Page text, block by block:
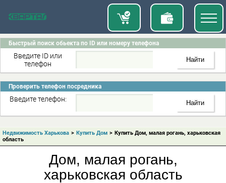
Быстрый поиск обьекта по ID или номеру телефона
Введите ID или
телефон
Проверить телефон посредника
Введите телефон:
Недвижимость Харькова > Купить Дом > Купить Дом, малая рогань, харьковская
область
Дом, малая рогань,
харьковская область